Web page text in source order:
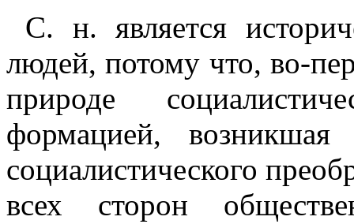
С. н. является
людей, потому что, во-
природе
формацией, возникшая
социалистического
всех сторон